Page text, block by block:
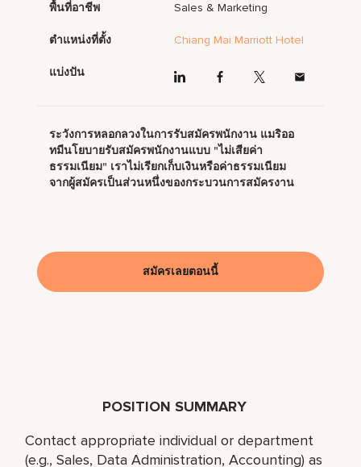
POSITION SUMMARY
Contact appropriate individual or department
(e.g., Sales, Data Administration, Accounting) as
พื้นที่อาชีพ Sales & Marketing
ตำแหน่งที่ตั้ง Chiang Mai Marriott Hotel
แบ่งปัน
ระวังการหลอกลวงในการรับสมัครพนักงาน แมริออ
ทมีนโยบายรับสมัครพนักงานแบบ "ไม่เสียค่า
ธรรมเนียม" เราไม่เรียกเก็บเงินหรือค่าธรรมเนียม
จากผู้สมัครเป็นส่วนหนึ่งของกระบวนการสมัครงาน
สมัครเลยตอนนี้